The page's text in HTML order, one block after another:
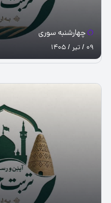
چهارشنبه سوری
09 / تیر / 1405